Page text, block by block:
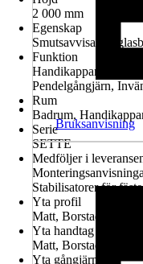
2 000 mm
Egenskap
Smutsavvisande
Funktion
Pendelgångjärn,
Rum
Badrum,
Serie
SETTE
Medföljer i
Stabilisatorer för
Yta profil
Matt, Borstad
Yta handtag
Matt, Borstad
Yta gångjärn
Bruksanvisning